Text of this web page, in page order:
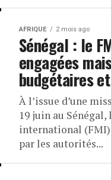
AFRIQUE 2 mois ago
Sénégal : le
engagées
budgétaires
À l’issue d’une
19 juin au
international (FMI)
par les autorités...